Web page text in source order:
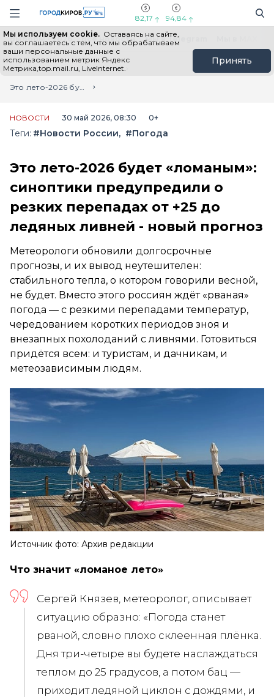
Навигация сайта
82,17 94,84
Мы используем cookie. Оставаясь на сайте,
вы соглашаетесь с тем, что мы обрабатываем
ваши персональные данные с
использованием метрик Яндекс
Метрика,top.mail.ru, LiveInternet.
Принять
Выборы - 2026 Все новости Мы в Telegram
Главная
Лента новостей
Это лето-2026 будет «ломаным»: синоптики предупредили о резких перепадах от +25 до ледяных ливней - новый прогноз
НОВОСТИ 30 май 2026, 08:30 0+
Теги: #Новости России #Погода
Это лето-2026 будет «ломаным»:
синоптики предупредили о
резких перепадах от +25 до
ледяных ливней - новый прогноз
Метеорологи обновили долгосрочные
прогнозы, и их вывод неутешителен:
стабильного тепла, о котором говорили весной,
не будет. Вместо этого россиян ждёт «рваная»
погода — с резкими перепадами температур,
чередованием коротких периодов зноя и
внезапных похолоданий с ливнями. Готовиться
придётся всем: и туристам, и дачникам, и
метеозависимым людям.
Источник фото: Архив редакции
Что значит «ломаное лето»
Сергей Князев, метеоролог, описывает
ситуацию образно: «Погода станет
рваной, словно плохо склеенная плёнка.
Дня три-четыре вы будете наслаждаться
теплом до 25 градусов, а потом бац —
приходит ледяной циклон с дождями, и